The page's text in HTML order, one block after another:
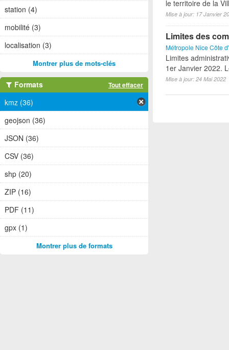
le territoire de la
Mise à jour: 17 Janvier
Limites des
Métropole Nice Côte
Limites
1er Janvier 2022.
Mise à jour: 24 Mai 2022
station (4)
mobilité (3)
localisation (3)
Montrer plus de mots-clés
Formats Tout effacer
kmz (36)
geojson (36)
JSON (36)
CSV (36)
shp (20)
ZIP (16)
PDF (11)
gpx (1)
Montrer plus de formats